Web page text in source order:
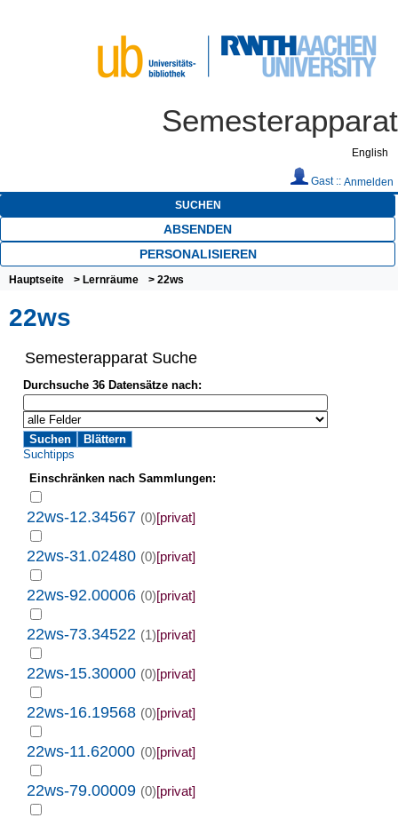
Semesterapparat
English
Gast :: Anmelden
SUCHEN
ABSENDEN
PERSONALISIEREN
Hauptseite > Lernräume > 22ws
22ws
Semesterapparat Suche
Durchsuche 36 Datensätze nach:
Suchtipps
Einschränken nach Sammlungen:
22ws-12.34567 (0)[privat]
22ws-31.02480 (0)[privat]
22ws-92.00006 (0)[privat]
22ws-73.34522 (1)[privat]
22ws-15.30000 (0)[privat]
22ws-16.19568 (0)[privat]
22ws-11.62000 (0)[privat]
22ws-79.00009 (0)[privat]